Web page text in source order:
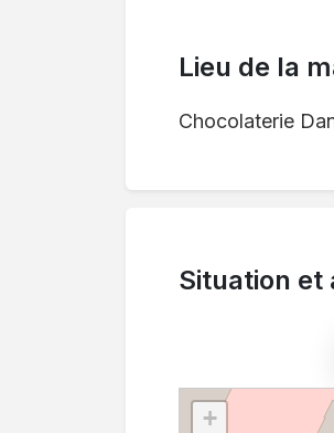
Lieu de la
Chocolaterie
Situation et
+